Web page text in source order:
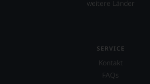
weitere Länder
SERVICE
Kontakt
FAQs